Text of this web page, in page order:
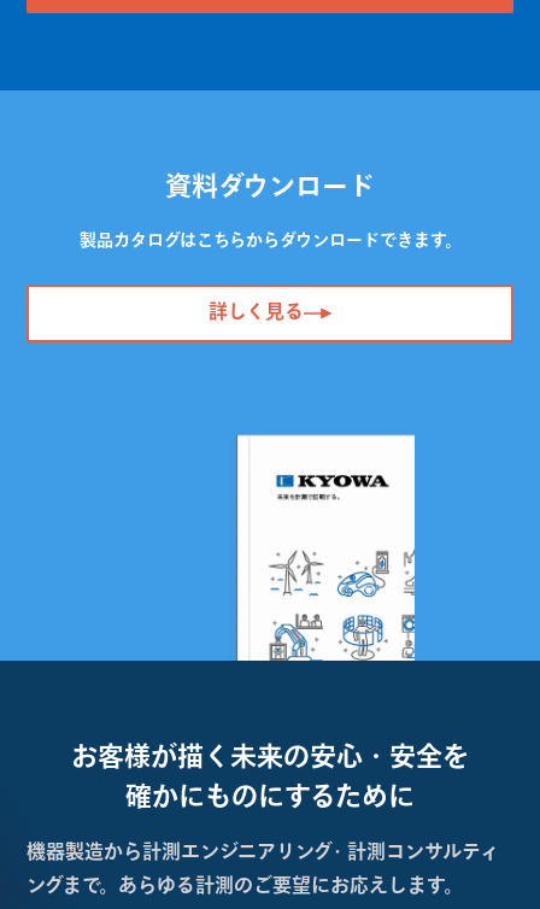
資料ダウンロード
製品カタログはこちらからダウンロードできます。
詳しく見る
お客様が描く未来の安心・安全を
確かにものにするために
機器製造から計測エンジニアリング・計測コンサルティ
ングまで。あらゆる計測のご要望にお応えします。